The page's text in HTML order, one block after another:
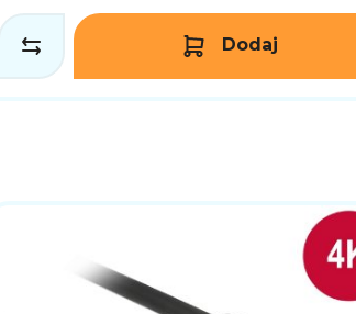
Dodaj